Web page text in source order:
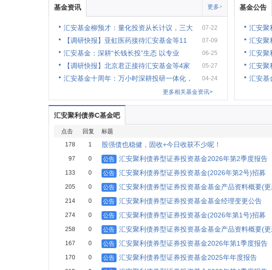
基金资讯 更多>
汇安基金柳预才：量化投资从长计议，三大 07-22
【调研快报】亚虹医药接待汇安基金等11 07-09
汇安基金：深耕“长钱长投”生态 以专业 06-25
【调研快报】北京君正接待汇安基金等4家 05-27
汇安基金十周年：万小时深耕投研一体化，
04-24
更多相关基金资讯>
基金公告
汇安聚
汇安聚
汇安聚
汇安聚
汇安基
汇安聚利债券C基金吧
点击 回复 标题
178
1 股强债也稳健，固收+今日收获不少呢！
97 0 公告 汇安聚利债券型证券投资基金2026年第2季度报告
133 0 公告 汇安聚利债券型证券投资基金(2026年第2号)招募
205 0 公告 汇安聚利债券型证券投资基金基金产品资料概要(
214 0 公告 汇安聚利债券型证券投资基金基金经理变更公告
274 0 公告 汇安聚利债券型证券投资基金(2026年第1号)招募
258 0 公告 汇安聚利债券型证券投资基金基金产品资料概要(
167 0 公告 汇安聚利债券型证券投资基金2026年第1季度报告
170 0 公告 汇安聚利债券型证券投资基金2025年年度报告